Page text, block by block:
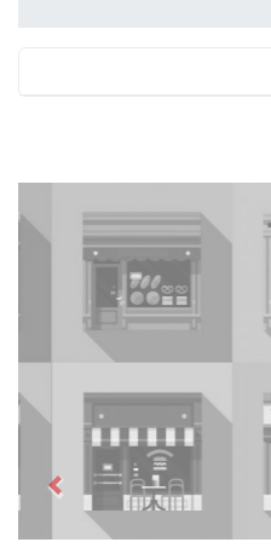
Zubimusu Ikastola
Zizurkil - Hezkuntza
Previous